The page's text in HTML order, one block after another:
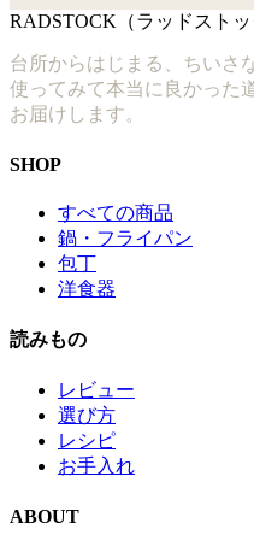
RADSTOCK（ラッドストッ
台所からはじまる、ちいさ
使ってみて本当に良かった
お届けします。
SHOP
すべての商品
鍋・フライパン
包丁
洋食器
読みもの
レビュー
選び方
レシピ
お手入れ
ABOUT